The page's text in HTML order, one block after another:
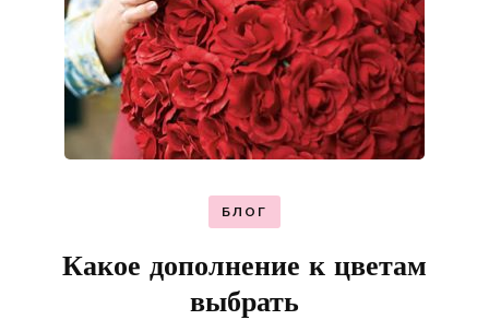
БЛОГ
Какое дополнение к цветам
выбрать